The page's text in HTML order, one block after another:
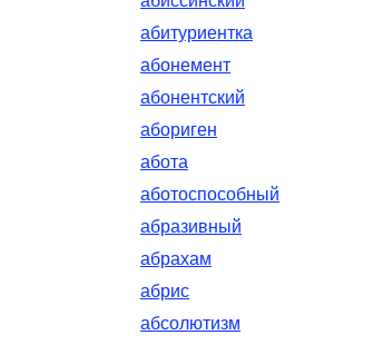
абитуриентка
абонемент
абонентский
абориген
абота
аботоспособный
абразивный
абрахам
абрис
абсолютизм